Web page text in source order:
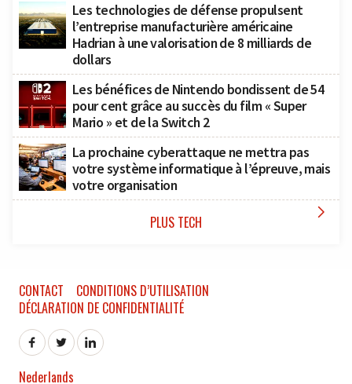
Les technologies de défense propulsent
l’entreprise manufacturière américaine
Hadrian à une valorisation de 8 milliards de
dollars
Les bénéfices de Nintendo bondissent de 54
pour cent grâce au succès du film « Super
Mario » et de la Switch 2
La prochaine cyberattaque ne mettra pas
votre système informatique à l’épreuve, mais
votre organisation
PLUS TECH 
CONTACT
CONDITIONS D’UTILISATION
DÉCLARATION DE CONFIDENTIALITÉ
Nederlands